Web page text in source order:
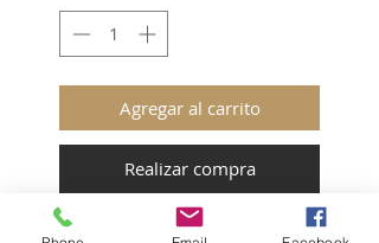
Agregar al carrito
Realizar compra
Los pedales KEO GRIP se